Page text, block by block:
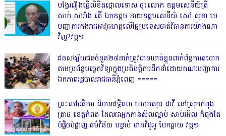
បង្វែររឿងធ្វើលិខិតថ្កោលទោស ចុះលោក ឧត្តមសេនីយ៍ត្រី
សាក់ សារាំង តើ ឯកឧត្តម នាយឧត្តមសេនីយ៍ សៅ សុខា មេ
បញ្ជាការកងរាជអាវុធហត្ថលើផ្ទៃប្រទេសចាត់វិធានការយ៉ាងណា
វិញ?វគ្គ១
ជនសង្ស័យជនចំនួន២៨នាក់ត្រូវបានឃាត់ខ្លួនពាក់ព័ន្ធការឆបោក
តាមប្រព័ន្ធបច្ចេកវិទ្យាក្នុងប្រតិបត្តិការដឹកនាំដោយគណៈបញ្ជាការ
ឯកភាពរដ្ឋបាលរាជធានីភ្នំពេញ ‎=====
ព្រះចៅអធិការ ដ៏មានឥទ្ធិពល លោកសុត ដាវី នៅស្រុកកំពុង
ត្រាច ខេត្តកំពត ដែលជាអ្នកកាន់សិលល្អាប់ សាប់រអិល កំពុងតែ
បំផ្លិចបំផ្លាញ ធម៌វិន័យ បន្ទាប់ មានវិដូអូ បែកធ្លាយ វគ្គ១